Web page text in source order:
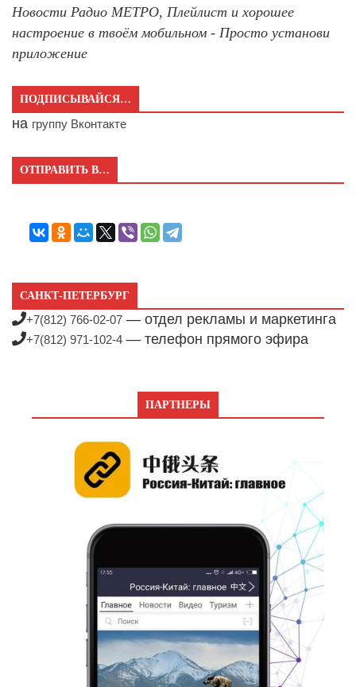
Новости Радио МЕТРО, Плейлист и хорошее
настроение в твоём мобильном - Просто установи
приложение
ПОДПИСЫВАЙСЯ…
на группу Вконтакте
ОТПРАВИТЬ В…
САНКТ-ПЕТЕРБУРГ
+7(812) 766-02-07 — отдел рекламы и маркетинга
+7(812) 971-102-4 — телефон прямого эфира
ПАРТНЕРЫ